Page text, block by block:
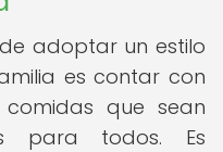
adoptar un estilo
es contar con
que sean
para todos. Es